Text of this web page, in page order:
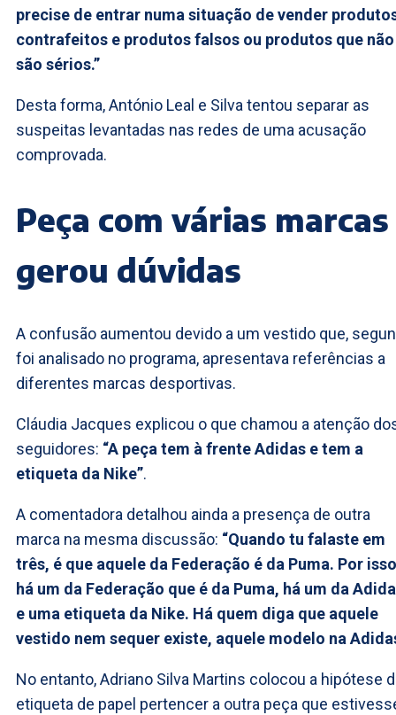
precise de entrar numa situação de vender
contrafeitos e produtos falsos ou produtos que não
são sérios.”
Desta forma, António Leal e Silva tentou separar as
suspeitas levantadas nas redes de uma acusação
comprovada.
Peça com várias marcas
gerou dúvidas
A confusão aumentou devido a um vestido que,
foi analisado no programa, apresentava referências a
diferentes marcas desportivas.
Cláudia Jacques explicou o que chamou a atenção
seguidores: “A peça tem à frente Adidas e tem a
etiqueta da Nike”.
A comentadora detalhou ainda a presença de outra
marca na mesma discussão: “Quando tu falaste em
três, é que aquele da Federação é da Puma. Por isso
há um da Federação que é da Puma, há um da
e uma etiqueta da Nike. Há quem diga que aquele
vestido nem sequer existe, aquele modelo na
No entanto, Adriano Silva Martins colocou a hipótese
etiqueta de papel pertencer a outra peça que